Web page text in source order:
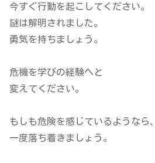
今すぐ行動を起こしてください。
謎は解明されました。
勇気を持ちましょう。
危機を学びの経験へと
変えてください。
もしも危険を感じているようなら、
一度落ち着きましょう。